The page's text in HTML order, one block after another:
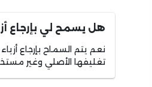
هل يسمح لي بإرجاع
نعم يتم السماح بإرجاع
تغليفها الأصلي وغير